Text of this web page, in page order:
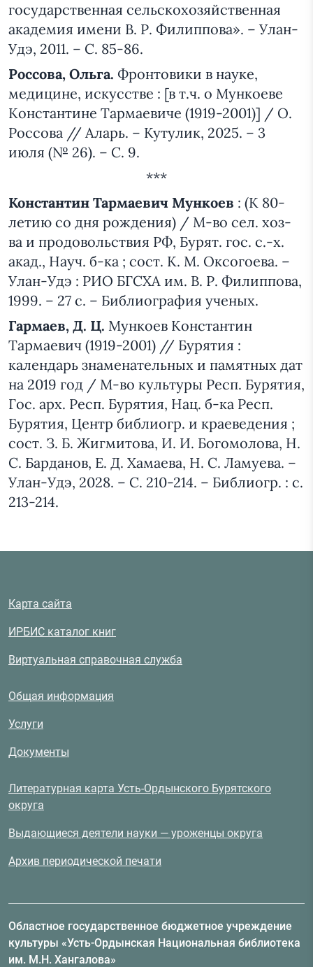
государственная сельскохозяйственная
академия имени В. Р. Филиппова». – Улан-
Удэ, 2011. – С. 85-86.
Россова, Ольга. Фронтовики в науке,
медицине, искусстве : [в т.ч. о Мункоеве
Константине Тармаевиче (1919-2001)] / О.
Россова // Аларь. – Кутулик, 2025. – 3
июля (№ 26). – С. 9.
***
Константин Тармаевич Мункоев : (К 80-
летию со дня рождения) / М-во сел. хоз-
ва и продовольствия РФ, Бурят. гос. с.-х.
акад., Науч. б-ка ; сост. К. М. Оксогоева. –
Улан-Удэ : РИО БГСХА им. В. Р. Филиппова,
1999. – 27 с. – Библиография ученых.
Гармаев, Д. Ц. Мункоев Константин
Тармаевич (1919-2001) // Бурятия :
календарь знаменательных и памятных дат
на 2019 год / М-во культуры Респ. Бурятия,
Гос. арх. Респ. Бурятия, Нац. б-ка Респ.
Бурятия, Центр библиогр. и краеведения ;
сост. З. Б. Жигмитова, И. И. Богомолова, Н.
С. Барданов, Е. Д. Хамаева, Н. С. Ламуева. –
Улан-Удэ, 2028. – С. 210-214. – Библиогр. : с.
213-214.
Карта сайта
ИРБИС каталог книг
Виртуальная справочная служба
Общая информация
Услуги
Документы
Литературная карта Усть-Ордынского Бурятского
округа
Выдающиеся деятели науки — уроженцы округа
Архив периодической печати
Областное государственное бюджетное учреждение
культуры «Усть-Ордынская Национальная библиотека
им. М.Н. Хангалова»